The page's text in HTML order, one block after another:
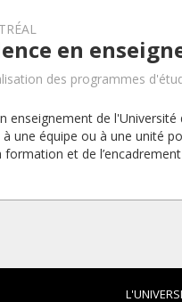
en
des programmes
enseignement de
une équipe ou à une unité
et de